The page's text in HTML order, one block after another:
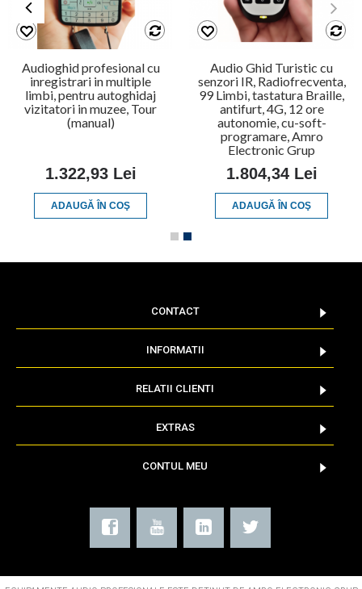
Audioghid profesional cu
inregistrari in multiple
limbi, pentru autoghidaj
vizitatori in muzee, Tour
(manual)
1.322,93 Lei
ADAUGĂ ÎN COŞ
Audio Ghid Turistic cu
senzori IR, Radiofrecventa,
99 Limbi, tastatura Braille,
antifurt, 4G, 12 ore
autonomie, cu-soft-
programare, Amro
Electronic Grup
1.804,34 Lei
ADAUGĂ ÎN COŞ
CONTACT
INFORMATII
RELATII CLIENTI
EXTRAS
CONTUL MEU